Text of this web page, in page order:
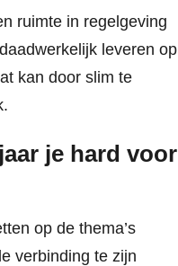
ruimte in regelgeving
leveren op
kan door slim te
je hard voor
op de thema’s
verbinding te zijn